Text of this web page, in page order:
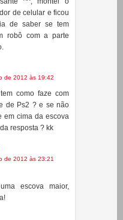
^^ ja assisti mt o
ele eh
^^, montei o
de celular e ficou
de saber se tem
robô com a parte
de 2012 às 19:42
como faze com
de Ps2 ? e se não
cima da escova
resposta ? kk
de 2012 às 23:21
escova maior,